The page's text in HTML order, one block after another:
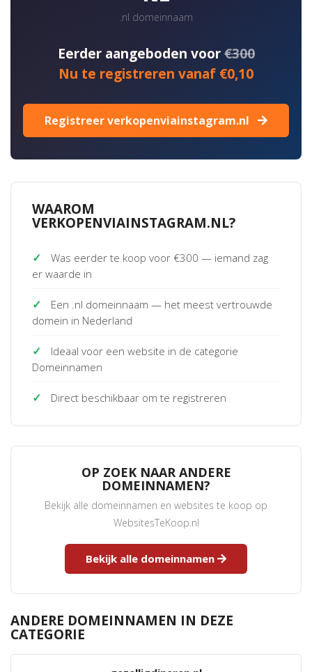
.nl domeinnaam
Eerder aangeboden voor€300
Nu te registreren vanaf €0,10
Registreer verkopenviainstagram.nl
WAAROM
VERKOPENVIAINSTAGRAM.NL?
✓
Was eerder te koop voor €300 — iemand zag
er waarde in
✓
Een .nl domeinnaam — het meest vertrouwde
domein in Nederland
✓
Ideaal voor een website in de categorie
Domeinnamen
✓ Direct beschikbaar om te registreren
OP ZOEK NAAR ANDERE
DOMEINNAMEN?
Bekijk alle domeinnamen en websites te koop op
WebsitesTeKoop.nl
Bekijk alle domeinnamen
ANDERE DOMEINNAMEN IN DEZE
CATEGORIE